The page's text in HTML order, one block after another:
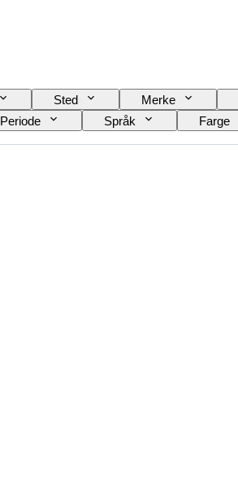
Sted Merke
Periode Språk Farge
Æra Samle-kortspill